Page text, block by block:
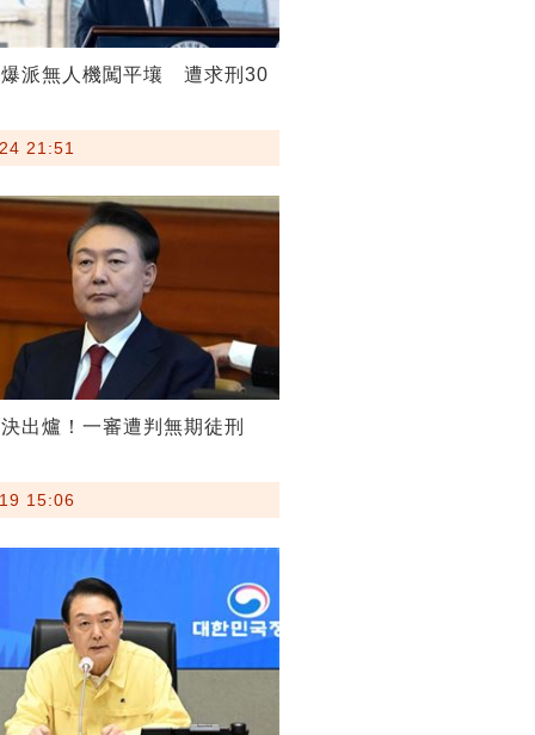
派無人機闖平壤 遭求刑30
21:51
出爐！一審遭判無期徒刑
15:06